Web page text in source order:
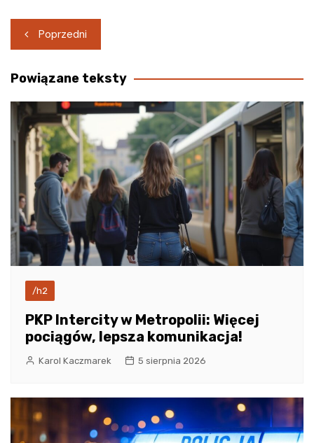
Nawigacja
wpisu
Poprzedni
Powiązane teksty
/h2
PKP Intercity w Metropolii: Więcej
pociągów, lepsza komunikacja!
Karol Kaczmarek 5 sierpnia 2026